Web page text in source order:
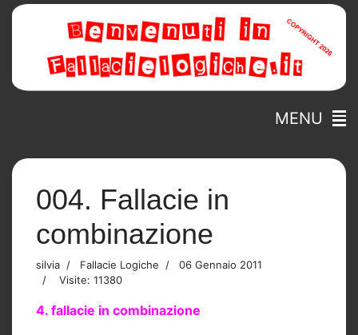
MENU
004. Fallacie in
combinazione
silvia Fallacie Logiche
06 Gennaio 2011
Visite: 11380
4. fallacie in combinazione